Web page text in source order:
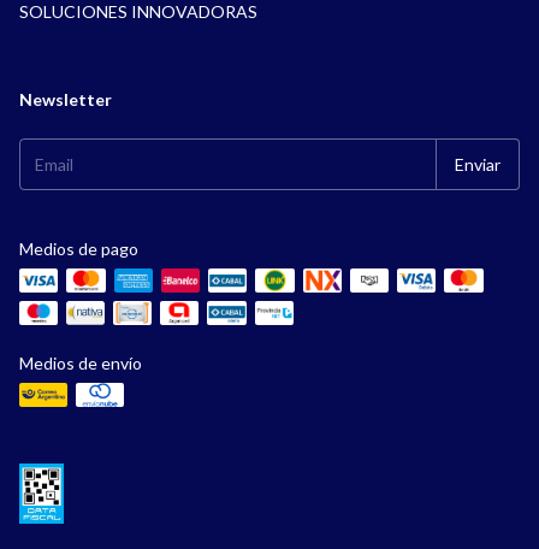
SOLUCIONES INNOVADORAS
Newsletter
Medios de pago
Medios de envío